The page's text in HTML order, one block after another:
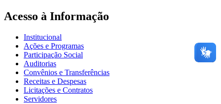
Acesso à Informação
Institucional
Ações e Programas
Participação Social
Auditorias
Convênios e Transferências
Receitas e Despesas
Licitações e Contratos
Servidores